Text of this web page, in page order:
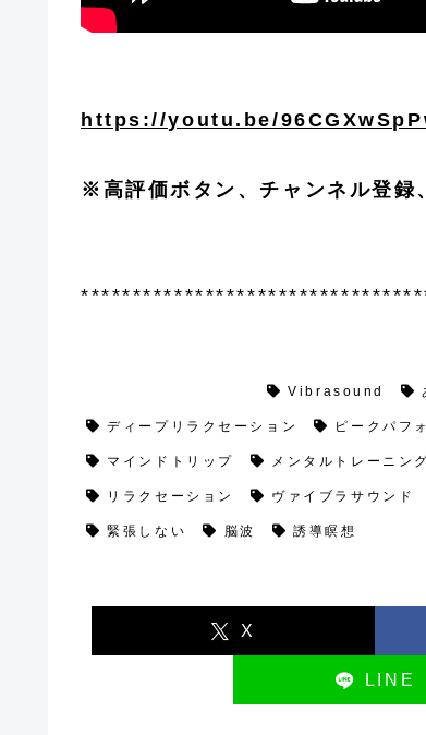
https://youtu.be/
※高評価ボタン、チャンネル登録
Vibrasound
ディープリラクセーション ピークパフ
マインドトリップ メンタルトレーニング
リラクセーション ヴァイブラサウンド
緊張しない 脳波 誘導瞑想
X
LINE